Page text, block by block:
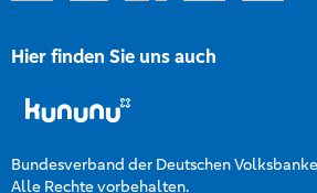
Hier finden Sie uns auch
Bundesverband der Deutschen
Alle Rechte vorbehalten.